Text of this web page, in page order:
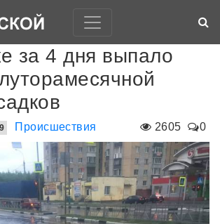
за 4 дня выпало
2605 0
Происшествия